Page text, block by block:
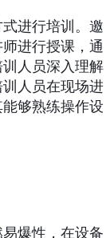
进行培训。邀
进行授课，通
人员深入理解
人员在现场进
够熟练操作设
爆性，在设备